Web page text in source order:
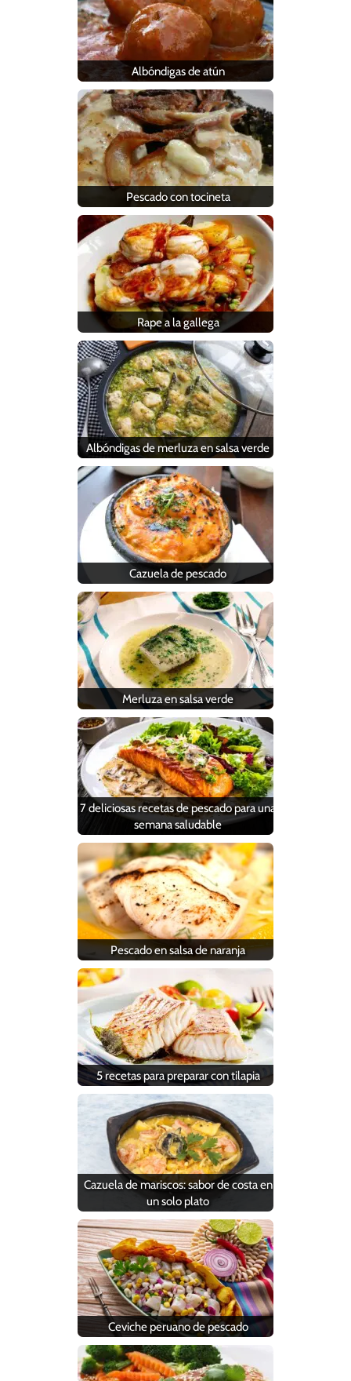
Albóndigas de atún
Pescado con tocineta
Rape a la gallega
Albóndigas de merluza en salsa verde
Cazuela de pescado
Merluza en salsa verde
7 deliciosas recetas de pescado para una
semana saludable
Pescado en salsa de naranja
5 recetas para preparar con tilapia
Cazuela de mariscos: sabor de costa en
un solo plato
Ceviche peruano de pescado